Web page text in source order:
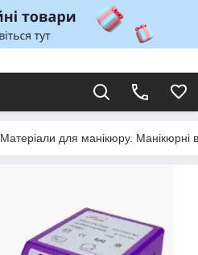
Матеріали для манікюру. Манікюрні